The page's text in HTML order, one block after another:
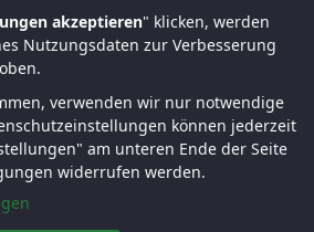
Alle Rechte vorbehalten. |
akzeptieren" klicken, werden
Nutzungsdaten zur Verbesserung
verwenden wir nur notwendige
können jederzeit
am unteren Ende der Seite
widerrufen werden.